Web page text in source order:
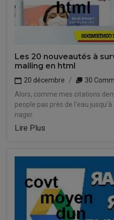
Les 20 nouveautés à
mailing en html
20 décembre
30
Alors, comme mes citations
people pas près de l'eau
nager.
Lire Plus